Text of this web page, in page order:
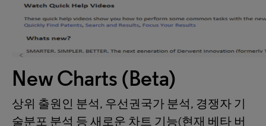
New Charts (Beta)
상위 출원인 분석, 우선권국가 분석, 경쟁자 기
술분포 분석 등 새로운 차트 기능(현재 베타 버